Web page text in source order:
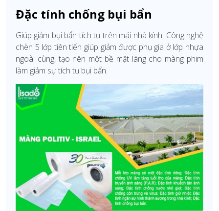
Đặc tính chống bụi bẩn
Giúp giảm bụi bẩn tích tụ trên mái nhà kính. Công nghệ
chèn 5 lớp tiên tiến giúp giảm được phụ gia ở lớp nhựa
ngoài cùng, tạo nên một bề mặt láng cho màng phim
làm giảm sự tích tụ bụi bẩn.